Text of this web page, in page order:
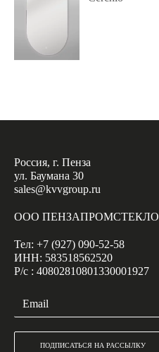
Россия, г. Пенза
ул. Баумана 30
sales@kvvgroup.ru
ООО ПЕНЗАПРОМСТЕКЛО
Тел: +7 (927) 090-52-58
ИНН: 583518562520
Р/с : 40802810801330001927
ПОДПИСАТЬСЯ НА РАССЫЛКУ